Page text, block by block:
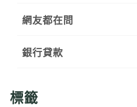
網友都在問
銀行貸款
標籤